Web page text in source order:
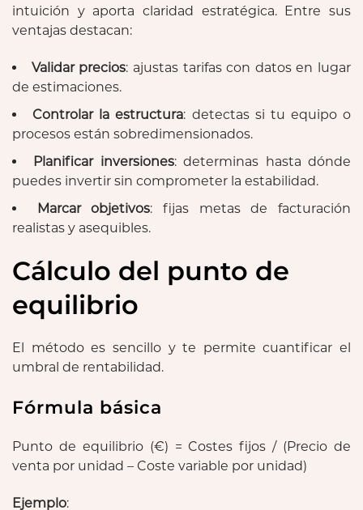
intuición y aporta claridad estratégica. Entre sus
ventajas destacan:
Validar precios: ajustas tarifas con datos en lugar
de estimaciones.
Controlar la estructura: detectas si tu equipo o
procesos están sobredimensionados.
Planificar inversiones: determinas hasta dónde
puedes invertir sin comprometer la estabilidad.
Marcar objetivos: fijas metas de facturación
realistas y asequibles.
Cálculo del punto de
equilibrio
El método es sencillo y te permite cuantificar el
umbral de rentabilidad.
Fórmula básica
Punto de equilibrio (€) = Costes fijos / (Precio de
venta por unidad – Coste variable por unidad)
Ejemplo: